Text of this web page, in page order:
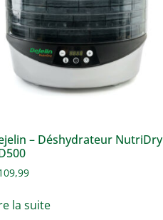
– Déshydrateur NutriDry
la suite